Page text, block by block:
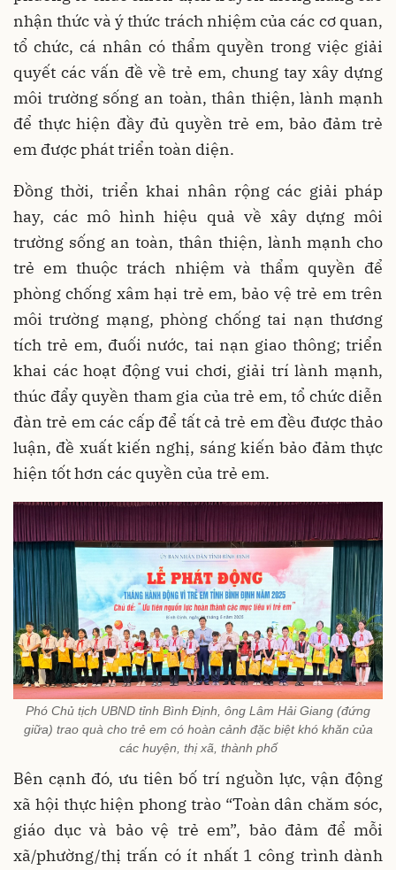
nhận thức và ý thức trách nhiệm của các cơ quan,
tổ chức, cá nhân có thẩm quyền trong việc giải
quyết các vấn đề về trẻ em, chung tay xây dựng
môi trường sống an toàn, thân thiện, lành mạnh
để thực hiện đầy đủ quyền trẻ em, bảo đảm trẻ
em được phát triển toàn diện.
Đồng thời, triển khai nhân rộng các giải pháp
hay, các mô hình hiệu quả về xây dựng môi
trường sống an toàn, thân thiện, lành mạnh cho
trẻ em thuộc trách nhiệm và thẩm quyền để
phòng chống xâm hại trẻ em, bảo vệ trẻ em trên
môi trường mạng, phòng chống tai nạn thương
tích trẻ em, đuối nước, tai nạn giao thông; triển
khai các hoạt động vui chơi, giải trí lành mạnh,
thúc đẩy quyền tham gia của trẻ em, tổ chức diễn
đàn trẻ em các cấp để tất cả trẻ em đều được thảo
luận, đề xuất kiến nghị, sáng kiến bảo đảm thực
hiện tốt hơn các quyền của trẻ em.
Phó Chủ tịch UBND tỉnh Bình Định, ông Lâm Hải Giang (đứng
giữa) trao quà cho trẻ em có hoàn cảnh đặc biệt khó khăn của
các huyện, thị xã, thành phố
Bên cạnh đó, ưu tiên bố trí nguồn lực, vận động
xã hội thực hiện phong trào “Toàn dân chăm sóc,
giáo dục và bảo vệ trẻ em”, bảo đảm để mỗi
xã/phường/thị trấn có ít nhất 1 công trình dành